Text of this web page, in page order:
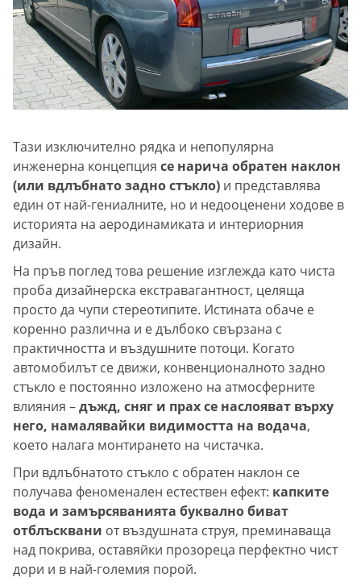
Тази изключително рядка и непопулярна
инженерна концепция се нарича обратен наклон
(или вдлъбнато задно стъкло) и представлява
един от най-гениалните, но и недооценени ходове в
историята на аеродинамиката и интериорния
дизайн.
На пръв поглед това решение изглежда като чиста
проба дизайнерска екстравагантност, целяща
просто да чупи стереотипите. Истината обаче е
коренно различна и е дълбоко свързана с
практичността и въздушните потоци. Когато
автомобилът се движи, конвенционалното задно
стъкло е постоянно изложено на атмосферните
влияния –дъжд, сняг и прах се наслояват върху
него, намалявайки видимостта на водача,
което налага монтирането на чистачка.
При вдлъбнатото стъкло с обратен наклон се
получава феноменален естествен ефект: капките
вода и замърсяванията буквално биват
отблъсквани от въздушната струя, преминаваща
над покрива, оставяйки прозореца перфектно чист
дори и в най-големия порой.